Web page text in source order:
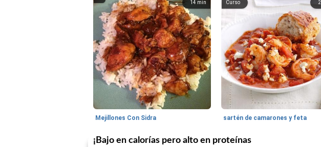
14 min
Mejillones Con Sidra
Curso
sartén de camarones y feta
¡Bajo en calorías pero alto en proteínas